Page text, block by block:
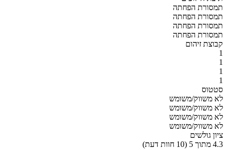
תמסורת הפחתה
תמסורת הפחתה
תמסורת הפחתה
תמסורת הפחתה
קבוצת זיהום
1
1
1
1
סטטוס
לא משווק/משומש
לא משווק/משומש
לא משווק/משומש
לא משווק/משומש
ציון גולשים
4.3 מתוך 5 (10 חוות דעת)